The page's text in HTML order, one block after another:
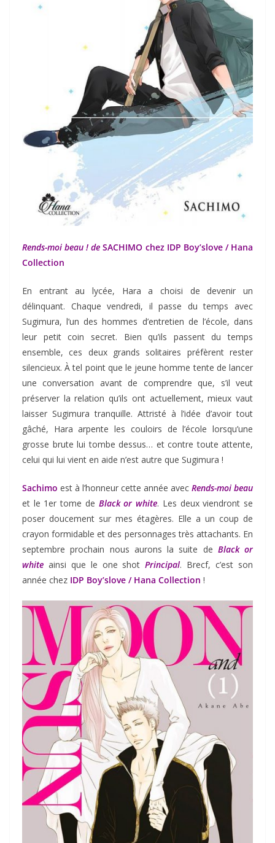
Rends-moi beau ! de SACHIMO chez IDP Boy’slove / Hana
Collection
En entrant au lycée, Hara a choisi de devenir un
délinquant. Chaque vendredi, il passe du temps avec
Sugimura, l’un des hommes d’entretien de l’école, dans
leur petit coin secret. Bien qu’ils passent du temps
ensemble, ces deux grands solitaires préfèrent rester
silencieux. À tel point que le jeune homme tente de lancer
une conversation avant de comprendre que, s’il veut
préserver la relation qu’ils ont actuellement, mieux vaut
laisser Sugimura tranquille. Attristé à l’idée d’avoir tout
gâché, Hara arpente les couloirs de l’école lorsqu’une
grosse brute lui tombe dessus… et contre toute attente,
celui qui lui vient en aide n’est autre que Sugimura !
Sachimo est à l’honneur cette année avec Rends-moi beau
et le 1er tome de Black or white. Les deux viendront se
poser doucement sur mes étagères. Elle a un coup de
crayon formidable et des personnages très attachants. En
septembre prochain nous aurons la suite de Black or
white ainsi que le one shotPrincipal. Brecf, c’est son
année chez IDP Boy’slove / Hana Collection !